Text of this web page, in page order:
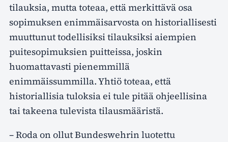
tilauksia, mutta toteaa, että merkittävä osa
sopimuksen enimmäisarvosta on historiallisesti
muuttunut todellisiksi tilauksiksi aiempien
puitesopimuksien puitteissa, joskin
huomattavasti pienemmillä
enimmäissummilla. Yhtiö toteaa, että
historiallisia tuloksia ei tule pitää ohjeellisina
tai takeena tulevista tilausmääristä.
– Roda on ollut Bundeswehrin luotettu